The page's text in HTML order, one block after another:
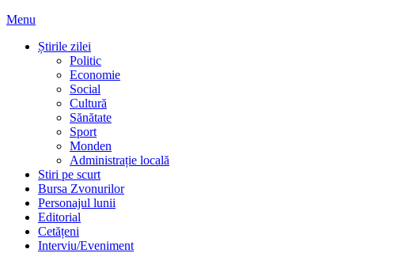
Menu
Știrile zilei
Politic
Economie
Social
Cultură
Sănătate
Sport
Monden
Administrație locală
Stiri pe scurt
Bursa Zvonurilor
Personajul lunii
Editorial
Cetățeni
Interviu/Eveniment